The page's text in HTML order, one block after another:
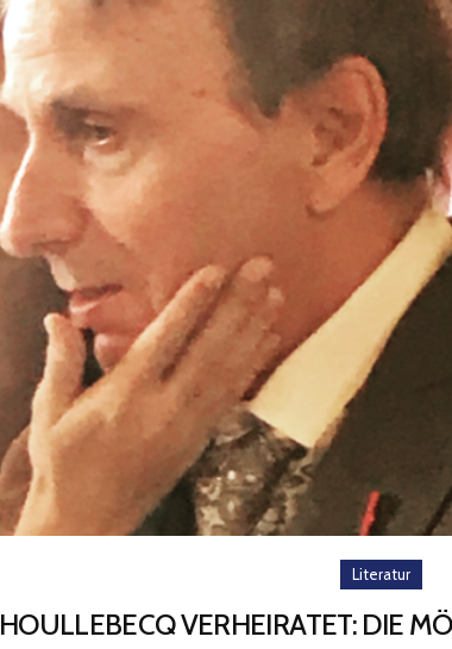
Literatur
HOULLEBECQ VERHEIRATET: DIE